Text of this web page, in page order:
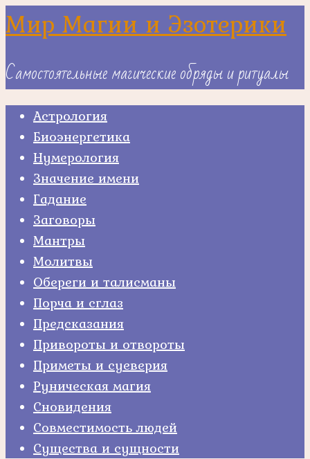
Skip
to
Мир Магии и Эзотерики
Самостоятельные магические обряды и ритуалы
Астрология
Биоэнергетика
Нумерология
Значение имени
Гадание
Заговоры
Мантры
Молитвы
Обереги и талисманы
Порча и сглаз
Предсказания
Привороты и отвороты
Приметы и суеверия
Руническая магия
Сновидения
Совместимость людей
Существа и сущности